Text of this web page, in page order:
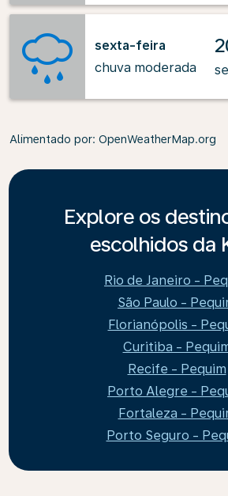
sexta-feira
chuva moderada
Alimentado por: OpenWeatherMap.org
Explore os
escolhidos da
Rio de Janeiro -
São Paulo -
Florianópolis -
Curitiba -
Recife - Pequim
Porto Alegre -
Fortaleza -
Porto Seguro -